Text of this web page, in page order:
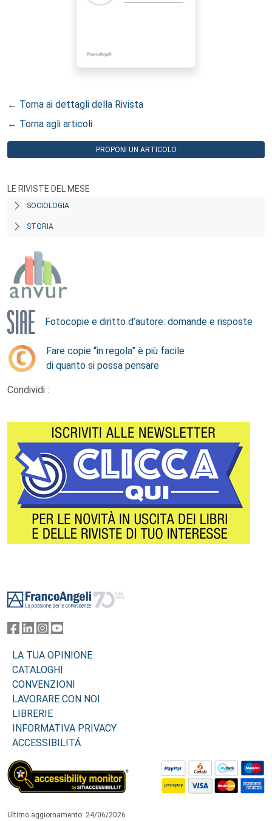
← Torna ai dettagli della Rivista
← Torna agli articoli
PROPONI UN ARTICOLO
LE RIVISTE DEL MESE
SOCIOLOGIA
STORIA
Fotocopie e diritto d’autore: domande e risposte
Fare copie “in regola” è più facile
di quanto si possa pensare
Condividi :
LA TUA OPINIONE
CATALOGHI
CONVENZIONI
LAVORARE CON NOI
LIBRERIE
INFORMATIVA PRIVACY
ACCESSIBILITÁ
Ultimo aggiornamento: 24/06/2026